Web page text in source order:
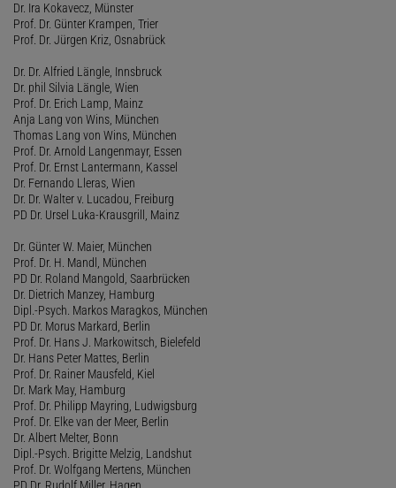
Dr. Ira Kokavecz, Münster
Prof. Dr. Günter Krampen, Trier
Prof. Dr. Jürgen Kriz, Osnabrück
Dr. Dr. Alfried Längle, Innsbruck
Dr. phil Silvia Längle, Wien
Prof. Dr. Erich Lamp, Mainz
Anja Lang von Wins, München
Thomas Lang von Wins, München
Prof. Dr. Arnold Langenmayr, Essen
Prof. Dr. Ernst Lantermann, Kassel
Dr. Fernando Lleras, Wien
Dr. Dr. Walter v. Lucadou, Freiburg
PD Dr. Ursel Luka-Krausgrill, Mainz
Dr. Günter W. Maier, München
Prof. Dr. H. Mandl, München
PD Dr. Roland Mangold, Saarbrücken
Dr. Dietrich Manzey, Hamburg
Dipl.-Psych. Markos Maragkos, München
PD Dr. Morus Markard, Berlin
Prof. Dr. Hans J. Markowitsch, Bielefeld
Dr. Hans Peter Mattes, Berlin
Prof. Dr. Rainer Mausfeld, Kiel
Dr. Mark May, Hamburg
Prof. Dr. Philipp Mayring, Ludwigsburg
Prof. Dr. Elke van der Meer, Berlin
Dr. Albert Melter, Bonn
Dipl.-Psych. Brigitte Melzig, Landshut
Prof. Dr. Wolfgang Mertens, München
PD Dr. Rudolf Miller, Hagen